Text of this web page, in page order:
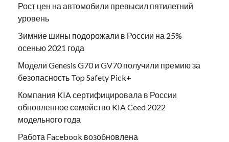
Рост цен на автомобили превысил пятилетний
уровень
Зимние шины подорожали в России на 25%
осенью 2021 года
Модели Genesis G70 и GV70 получили премию за
безопасность Top Safety Pick+
Компания KIA сертифицировала в России
обновленное семейство KIA Ceed 2022
модельного года
Работа Facebook возобновлена